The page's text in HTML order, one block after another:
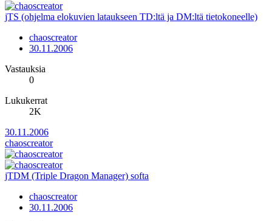
jTS (ohjelma elokuvien lataukseen TD:ltä ja DM:ltä tietokoneelle)
chaoscreator
30.11.2006
Vastauksia
0
Lukukerrat
2K
30.11.2006
chaoscreator
jTDM (Triple Dragon Manager) softa
chaoscreator
30.11.2006